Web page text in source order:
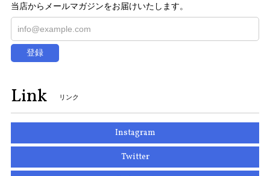
当店からメールマガジンをお届けいたします。
登録
Link リンク
Instagram
Twitter